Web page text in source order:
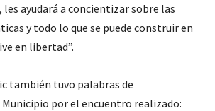
les ayudará a concientizar sobre las
y todo lo que se puede construir en
en libertad”.
también tuvo palabras de
por el encuentro realizado: